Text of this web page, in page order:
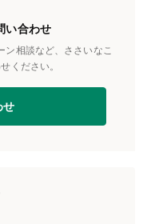
い合わせ
ン相談など、ささいなこ
ください。
せ